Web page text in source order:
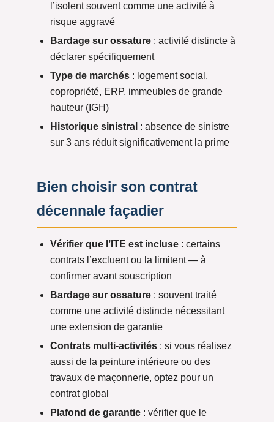
l’isolent souvent comme une activité à
risque aggravé
Bardage sur ossature : activité distincte à
déclarer spécifiquement
Type de marchés : logement social,
copropriété, ERP, immeubles de grande
hauteur (IGH)
Historique sinistral : absence de sinistre
sur 3 ans réduit significativement la prime
Bien choisir son contrat
décennale façadier
Vérifier que l’ITE est incluse : certains
contrats l’excluent ou la limitent — à
confirmer avant souscription
Bardage sur ossature : souvent traité
comme une activité distincte nécessitant
une extension de garantie
Contrats multi-activités : si vous réalisez
aussi de la peinture intérieure ou des
travaux de maçonnerie, optez pour un
contrat global
Plafond de garantie : vérifier que le